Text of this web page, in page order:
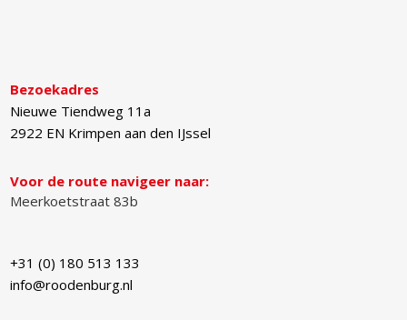
Bezoekadres
Nieuwe Tiendweg 11a
2922 EN Krimpen aan den IJssel
Voor de route navigeer naar:
Meerkoetstraat 83b
+31 (0) 180 513 133
info@roodenburg.nl